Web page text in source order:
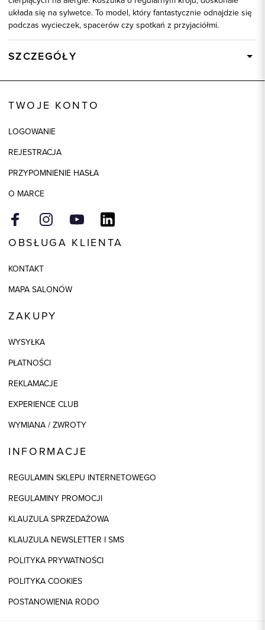
układa się na sylwetce. To model, który fantastycznie odnajdzie się
podczas wycieczek, spacerów czy spotkań z przyjaciółmi.
SZCZEGÓŁY
Skład tkaniny
Model
TWOJE KONTO
LOGOWANIE
REJESTRACJA
PRZYPOMNIENIE HASŁA
O MARCE
OBSŁUGA KLIENTA
KONTAKT
MAPA SALONÓW
ZAKUPY
WYSYŁKA
PŁATNOŚCI
REKLAMACJE
EXPERIENCE CLUB
WYMIANA / ZWROTY
INFORMACJE
REGULAMIN SKLEPU INTERNETOWEGO
REGULAMINY PROMOCJI
KLAUZULA SPRZEDAŻOWA
KLAUZULA NEWSLETTER I SMS
POLITYKA PRYWATNOŚCI
POLITYKA COOKIES
POSTANOWIENIA RODO